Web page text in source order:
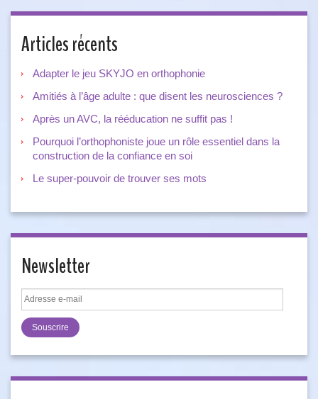
Articles récents
Adapter le jeu SKYJO en orthophonie
Amitiés à l’âge adulte : que disent les neurosciences ?
Après un AVC, la rééducation ne suffit pas !
Pourquoi l’orthophoniste joue un rôle essentiel dans la
construction de la confiance en soi
Le super-pouvoir de trouver ses mots
Newsletter
Adresse
e-
mail